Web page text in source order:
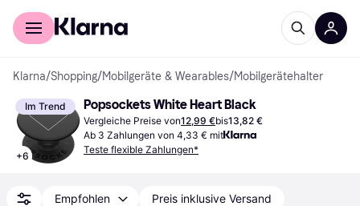
Für Shopper
Klarna/Shopping/Mobilgeräte & Wearables/Mobilgerätehalter
Im Trend
+6
Popsockets White Heart Black
Vergleiche Preise von12,99 €bis13,82 €
Ab 3 Zahlungen von 4,33 € mit
Teste flexible Zahlungen*
Empfohlen Preis inklusive Versand